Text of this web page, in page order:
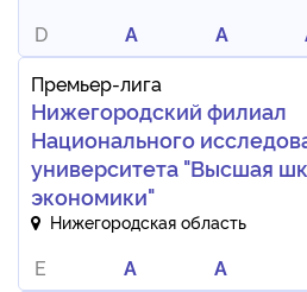
D A A
Премьер-лига
Нижегородский филиал
Национального
университета "Высшая
экономики"
Нижегородская область
E A A